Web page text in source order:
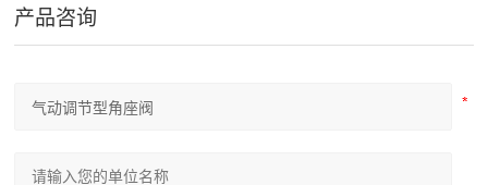
产品咨询